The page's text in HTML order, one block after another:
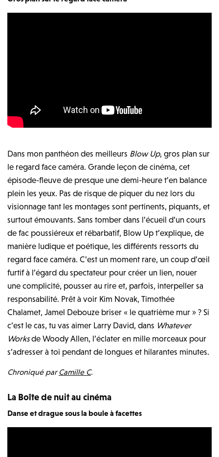
Dans mon panthéon des meilleurs Blow Up, gros plan sur
le regard face caméra. Grande leçon de cinéma, cet
épisode-fleuve de presque une demi-heure t’en balance
plein les yeux. Pas de risque de piquer du nez lors du
visionnage tant les montages sont pertinents, piquants, et
surtout émouvants. Sans tomber dans l’écueil d’un cours
de fac poussiéreux et rébarbatif, Blow Up t’explique, de
manière ludique et poétique, les différents ressorts du
regard face caméra. C’est un moment rare, un coup d’œil
furtif à l’égard du spectateur pour créer un lien, nouer
une complicité, pousser au rire et, parfois, interpeller sa
responsabilité. Prêt à voir Kim Novak, Timothée
Chalamet, Jamel Debouze briser « le quatrième mur » ? Si
c’est le cas, tu vas aimer Larry David, dans Whatever
Worksde Woody Allen, l’éclater en mille morceaux pour
s’adresser à toi pendant de longues et hilarantes minutes.
Chroniqué par Camille C.
La Boîte de nuit au cinéma
Danse et drague sous la boule à facettes